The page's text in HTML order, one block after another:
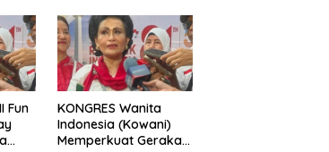
Fun
KONGRES Wanita
Indonesia (Kowani)
Memperkuat Gerakan